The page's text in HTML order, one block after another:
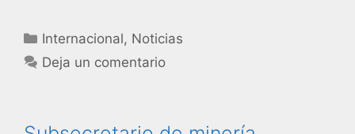
Internacional, Noticias
Deja un comentario